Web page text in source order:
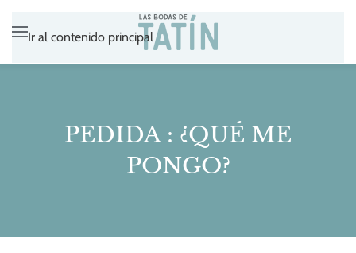
Ir al contenido principal
PEDIDA : ¿QUÉ ME
PONGO?